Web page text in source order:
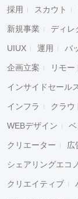
採用 スカウト
新規事業 ディレ
UIUX 運用 バ
企画立案 リモー
インサイドセール
インフラ クラウ
WEBデザイン
クリエーター 広
シェアリングエコ
クリエイティブ